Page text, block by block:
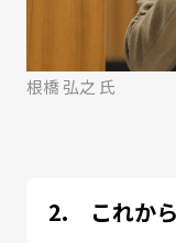
根橋 弘之 氏
これか